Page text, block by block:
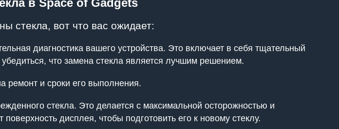
в Space of Gadgets
стекла, вот что вас ожидает:
диагностика вашего устройства. Это включает в себя тщательный
что замена стекла является лучшим решением.
ремонт и сроки его выполнения.
стекла. Это делается с максимальной осторожностью и
дисплея, чтобы подготовить его к новому стеклу.